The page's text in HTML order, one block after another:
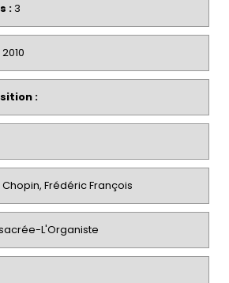
:3
2010
:
Chopin, Frédéric François
L'Organiste